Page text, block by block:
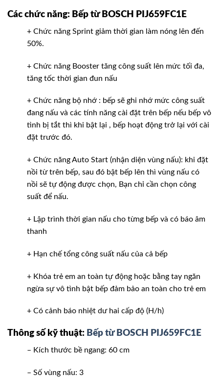
Các chức năng: Bếp từ BOSCH PIJ659FC1E
+ Chức năng Sprint giảm thời gian làm nóng lên đến
50%.
+ Chức năng Booster tăng công suất lên mức tối đa,
tăng tốc thời gian đun nấu
+ Chức năng bộ nhớ : bếp sẽ ghi nhớ mức công suất
đang nấu và các tính năng cài đặt trên bếp nếu bếp vô
tình bị tắt thì khi bật lại , bếp hoạt động trở lại với cài
đặt trước đó.
+ Chức năng Auto Start (nhận diện vùng nấu): khi đặt
nồi từ trên bếp, sau đó bật bếp lên thì vùng nấu có
nồi sẽ tự động được chọn, Bạn chỉ cần chọn công
suất để nấu.
+ Lập trình thời gian nấu cho từng bếp và có báo âm
thanh
+ Hạn chế tổng công suất nấu của cả bếp
+ Khóa trẻ em an toàn tự động hoặc bằng tay ngăn
ngừa sự vô tình bật bếp đảm bảo an toàn cho trẻ em
+ Có cảnh báo nhiệt dư hai cấp độ (H/h)
Thông số kỹ thuật: Bếp từ BOSCH PIJ659FC1E
– Kích thước bề ngang: 60 cm
– Số vùng nấu: 3